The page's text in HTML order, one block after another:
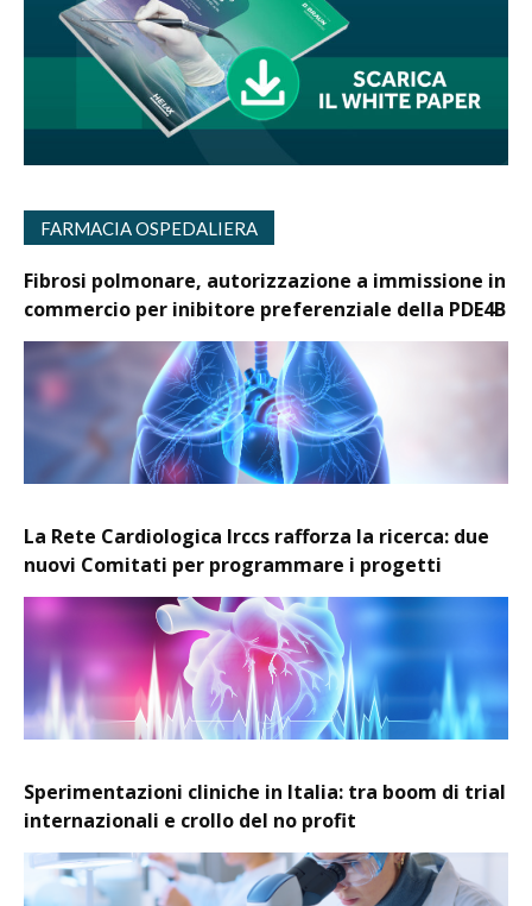
FARMACIA OSPEDALIERA
Fibrosi polmonare, autorizzazione a immissione in
commercio per inibitore preferenziale della PDE4B
La Rete Cardiologica Irccs rafforza la ricerca: due
nuovi Comitati per programmare i progetti
Sperimentazioni cliniche in Italia: tra boom di trial
internazionali e crollo del no profit